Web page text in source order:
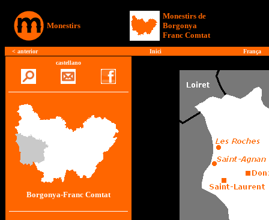
Monestirs
Monestirs de
Borgonya
Franc Comtat
< anterior Inici
França
castellano
Borgonya-Franc Comtat